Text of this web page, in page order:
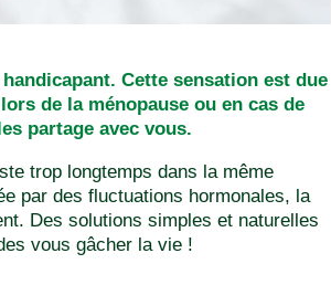
Cette sensation est due
de la ménopause ou en cas de
partage avec vous.
trop longtemps dans la même
par des fluctuations hormonales, la
Des solutions simples et naturelles
vous gâcher la vie !